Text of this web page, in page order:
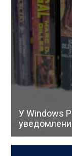
У Windows